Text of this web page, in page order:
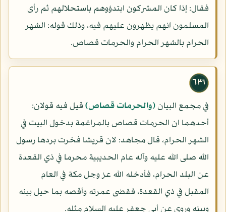
فقال: إذا كان المشركون ابتدؤوهم باستحلالهم ثم رأى
المسلمون انهم يظهرون عليهم فيه، وذلك قوله: الشهر
الحرام بالشهر الحرام والحرمات قصاص.
٦٣١
في مجمع البيان(والحرمات قصاص) قيل فيه قولان:
أحدهما ان الحرمات قصاص بالمراغمة بدخول البيت في
الشهر الحرام، قال مجاهد: لان قريشا فخرت بردها رسول
الله صلى الله عليه وآله عام الحديبية محرما في ذي القعدة
عن البلد الحرام، فأدخله الله عز وجل مكة في العام
المقبل في ذي القعدة، فقضى عمرته وأقصه بما حيل بينه
وبينه وروى عن أبي جعفر عليه السلام مثله.